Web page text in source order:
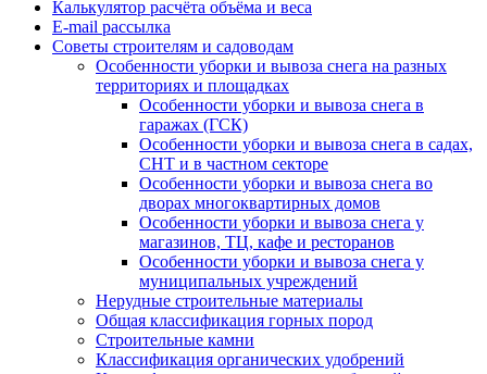
Калькулятор расчёта объёма и веса
E-mail рассылка
Советы строителям и садоводам
Особенности уборки и вывоза снега на разных
территориях и площадках
Особенности уборки и вывоза снега в
гаражах (ГСК)
Особенности уборки и вывоза снега в садах,
СНТ и в частном секторе
Особенности уборки и вывоза снега во
дворах многоквартирных домов
Особенности уборки и вывоза снега у
магазинов, ТЦ, кафе и ресторанов
Особенности уборки и вывоза снега у
муниципальных учреждений
Нерудные строительные материалы
Общая классификация горных пород
Строительные камни
Классификация органических удобрений